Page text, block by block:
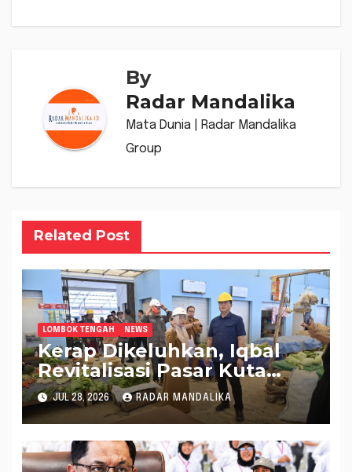
By
Radar Mandalika
Mata Dunia | Radar Mandalika
Group
Related Post
LOMBOK TENGAH NEWS
Kerap Dikeluhkan, Iqbal
Revitalisasi Pasar Kuta
Mandalika Jadi Lebih
Nyaman
JUL 28, 2026 RADAR MANDALIKA